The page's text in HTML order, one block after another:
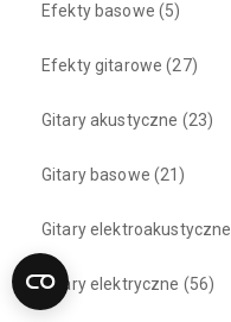
Efekty basowe (5)
Efekty gitarowe (27)
Gitary akustyczne (23)
Gitary basowe (21)
Gitary elektroakustyczne
Gitary elektryczne (56)